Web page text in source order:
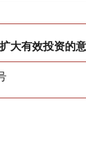
大有效投资的